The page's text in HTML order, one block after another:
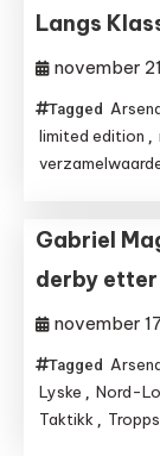
Langs
november
Tagged
limited edition ,
Gabriel
derby
november
Tagged
Lyske , Nord-
Taktikk ,